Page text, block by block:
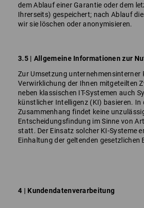
dem Ablauf einer Garantie oder dem
Ihrerseits) gespeichert; nach Ablauf
wir sie löschen oder anonymisieren.
3.5 | Allgemeine Informationen zur
Zur Umsetzung unternehmensinterner
Verwirklichung der Ihnen mitgeteilten
neben klassischen IT-Systemen auch
künstlicher Intelligenz (KI) basieren. In
Zusammenhang findet keine
Entscheidungsfindung im Sinne von
statt. Der Einsatz solcher KI-Systeme
Einhaltung der geltenden gesetzlichen
4 | Kundendatenverarbeitung